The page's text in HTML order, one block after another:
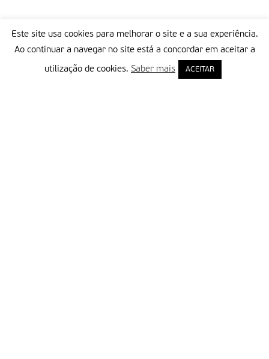
Este site usa cookies para melhorar o site e a sua experiência.
Ao continuar a navegar no site está a concordar em aceitar a
utilização de cookies. Saber mais ACEITAR